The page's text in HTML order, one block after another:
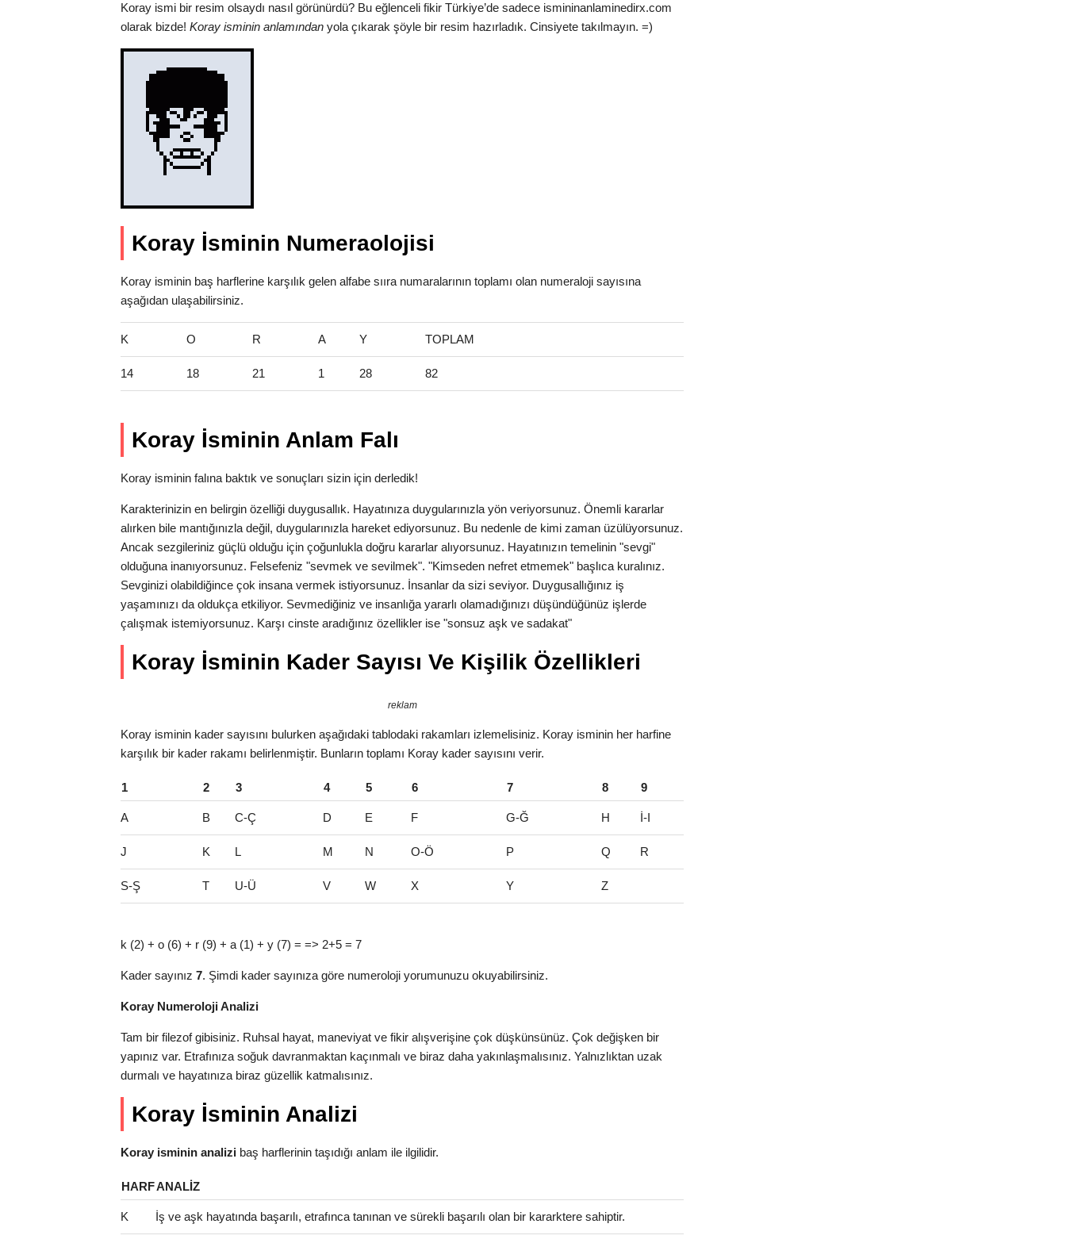
Koray ismi bir resim olsaydı nasıl görünürdü? Bu eğlenceli fikir Türkiye’de sadece ismininanlaminedirx.com
olarak bizde! Koray isminin anlamından yola çıkarak şöyle bir resim hazırladık. Cinsiyete takılmayın. =)
Koray İsminin Numeraolojisi
Koray isminin baş harflerine karşılık gelen alfabe sııra numaralarının toplamı olan numeraloji sayısına
aşağıdan ulaşabilirsiniz.
K O R A Y TOPLAM
14 18 21 1 28 82
Koray İsminin Anlam Falı
Koray isminin falına baktık ve sonuçları sizin için derledik!
Karakterinizin en belirgin özelliği duygusallık. Hayatınıza duygularınızla yön veriyorsunuz. Önemli kararlar
alırken bile mantığınızla değil, duygularınızla hareket ediyorsunuz. Bu nedenle de kimi zaman üzülüyorsunuz.
Ancak sezgileriniz güçlü olduğu için çoğunlukla doğru kararlar alıyorsunuz. Hayatınızın temelinin "sevgi"
olduğuna inanıyorsunuz. Felsefeniz "sevmek ve sevilmek". "Kimseden nefret etmemek" başlıca kuralınız.
Sevginizi olabildiğince çok insana vermek istiyorsunuz. İnsanlar da sizi seviyor. Duygusallığınız iş
yaşamınızı da oldukça etkiliyor. Sevmediğiniz ve insanlığa yararlı olamadığınızı düşündüğünüz işlerde
çalışmak istemiyorsunuz. Karşı cinste aradığınız özellikler ise "sonsuz aşk ve sadakat"
Koray İsminin Kader Sayısı Ve Kişilik Özellikleri
reklam
Koray isminin kader sayısını bulurken aşağıdaki tablodaki rakamları izlemelisiniz. Koray isminin her harfine
karşılık bir kader rakamı belirlenmiştir. Bunların toplamı Koray kader sayısını verir.
1 2 3 4 5 6 7 8 9
A B C-Ç D E F G-Ğ H İ-I
J K L M N O-Ö P Q R
S-Ş T U-Ü V W X Y Z
k (2) + o (6) + r (9) + a (1) + y (7) = => 2+5 = 7
Kader sayınız 7. Şimdi kader sayınıza göre numeroloji yorumunuzu okuyabilirsiniz.
Koray Numeroloji Analizi
Tam bir filezof gibisiniz. Ruhsal hayat, maneviyat ve fikir alışverişine çok düşkünsünüz. Çok değişken bir
yapınız var. Etrafınıza soğuk davranmaktan kaçınmalı ve biraz daha yakınlaşmalısınız. Yalnızlıktan uzak
durmalı ve hayatınıza biraz güzellik katmalısınız.
Koray İsminin Analizi
Koray isminin analizi baş harflerinin taşıdığı anlam ile ilgilidir.
HARFANALIZ
K İş ve aşk hayatında başarılı, etrafınca tanınan ve sürekli başarılı olan bir kararktere sahiptir.